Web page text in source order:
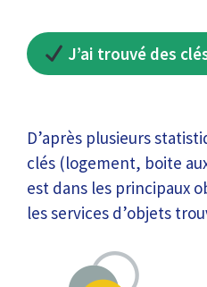
J’ai trouvé des
D’après plusieurs
clés (logement, boite
est dans les principaux
les services d’objets